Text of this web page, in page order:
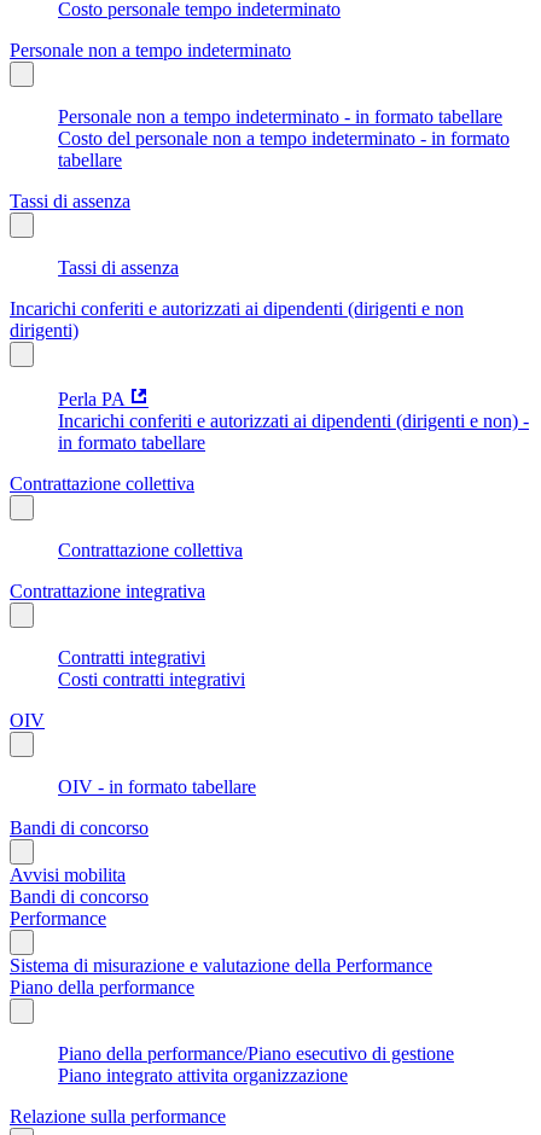
Costo personale tempo indeterminato
Personale non a tempo indeterminato
Personale non a tempo indeterminato - in formato tabellare
Costo del personale non a tempo indeterminato - in formato
tabellare
Tassi di assenza
Tassi di assenza
Incarichi conferiti e autorizzati ai dipendenti (dirigenti e non
dirigenti)
Perla PA
Incarichi conferiti e autorizzati ai dipendenti (dirigenti e non) -
in formato tabellare
Contrattazione collettiva
Contrattazione collettiva
Contrattazione integrativa
Contratti integrativi
Costi contratti integrativi
OIV
OIV - in formato tabellare
Bandi di concorso
Avvisi mobilita
Bandi di concorso
Performance
Sistema di misurazione e valutazione della Performance
Piano della performance
Piano della performance/Piano esecutivo di gestione
Piano integrato attivita organizzazione
Relazione sulla performance